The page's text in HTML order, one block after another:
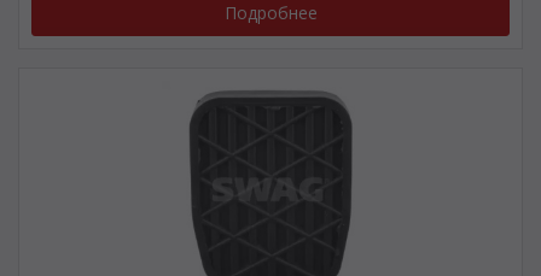
Подробнее